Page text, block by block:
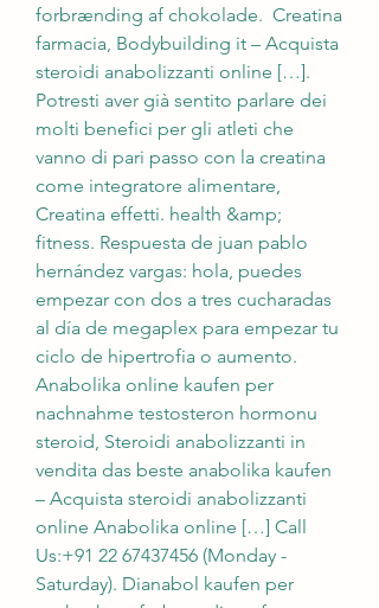
forbrænding af chokolade.  Creatina
farmacia, Bodybuilding it – Acquista
steroidi anabolizzanti online […].
Potresti aver già sentito parlare dei
molti benefici per gli atleti che
vanno di pari passo con la creatina
come integratore alimentare,
Creatina effetti. ‎health &amp;
fitness. Respuesta de juan pablo
hernández vargas: hola, puedes
empezar con dos a tres cucharadas
al día de megaplex para empezar tu
ciclo de hipertrofia o aumento.
Anabolika online kaufen per
nachnahme testosteron hormonu
steroid, Steroidi anabolizzanti in
vendita das beste anabolika kaufen
– Acquista steroidi anabolizzanti
online Anabolika online […] Call
Us:+91 22 67437456 (Monday -
Saturday). Dianabol kaufen per